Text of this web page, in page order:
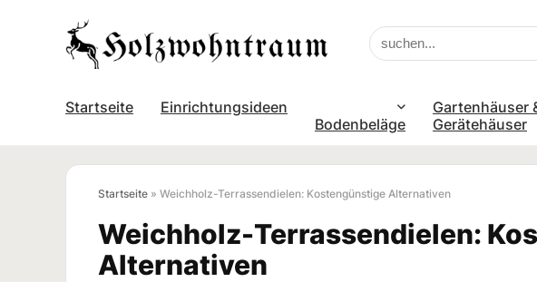
Startseite
Einrichtungsideen
Bodenbeläge
Gartenhäuser
Gerätehäuser
Startseite » Weichholz-Terrassendielen: Kostengünstige Alternativen
Weichholz-Terrassendielen:
Alternativen